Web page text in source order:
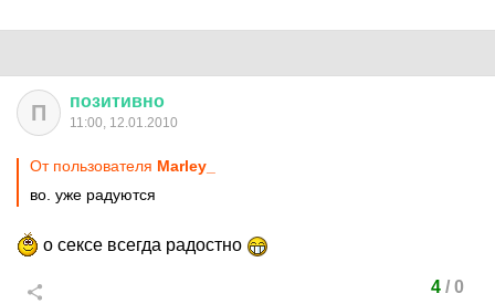
П позитивно
11:00, 12.01.2010
От пользователя Marley_
во. уже радуются
о сексе всегда радостно
4/ 0